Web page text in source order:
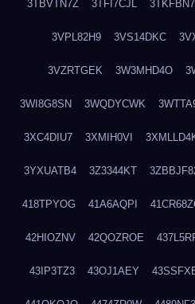
3TBVTN7Z 3TFI7CJL
3VPL82H9 3VS14DKC
3VZRTGEK 3W3MHD4O
3WI8G8SN 3WQDYCWK
3XC4DIU7 3XMIH0VI
3YXUATB4 3Z3344KT
418TPYOG 41A6AQPI
42HIOZNV 42QOZROE
43IP3TZ3 43OJ1AEY